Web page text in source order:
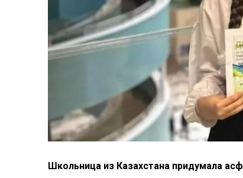
Школьница из Казахстана придумала